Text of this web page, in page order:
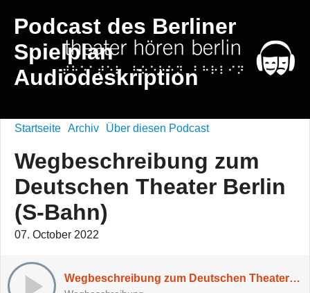
Podcast des Berliner
Spielplan
Audiodeskription
Startseite Archiv Über diesen Podcast
Wegbeschreibung zum
Deutschen Theater Berlin
(S-Bahn)
07. October 2022
Wegbeschreibung zum Deutschen Theater Berlin (S-Bahn)